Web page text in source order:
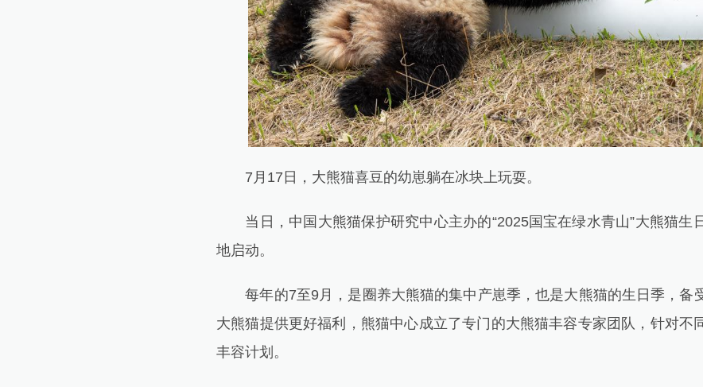
7月17日，大熊猫喜豆的幼崽躺在冰块上玩耍。
当日，中国大熊猫保护研究中心主办的“2025国宝在绿水青山”大熊猫生
地启动。
每年的7至9月，是圈养大熊猫的集中产崽季，也是大熊猫的生日季，备
大熊猫提供更好福利，熊猫中心成立了专门的大熊猫丰容专家团队，针对不
丰容计划。